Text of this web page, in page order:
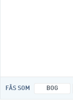
FÅS SOM BOG